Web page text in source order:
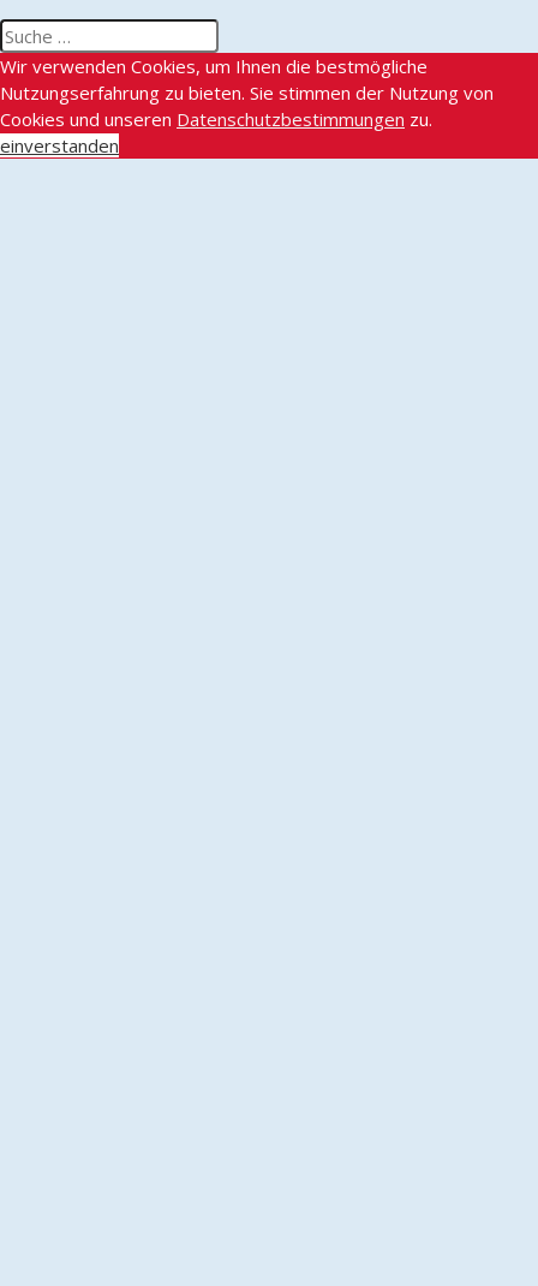
Wir verwenden Cookies, um Ihnen die bestmögliche
Nutzungserfahrung zu bieten. Sie stimmen der Nutzung von
Cookies und unseren Datenschutzbestimmungen zu.
einverstanden